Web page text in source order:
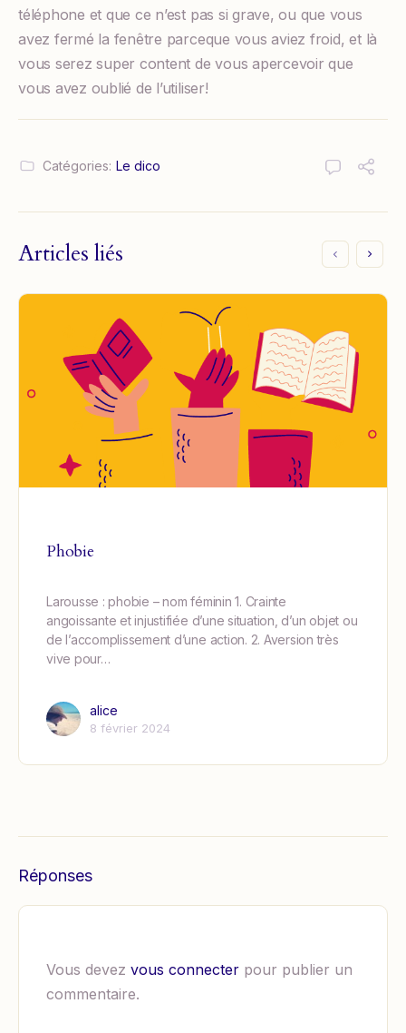
téléphone et que ce n’est pas si grave, ou que vous
avez fermé la fenêtre parceque vous aviez froid, et là
vous serez super content de vous apercevoir que
vous avez oublié de l’utiliser!
Catégories: Le dico
Articles liés
Phobie
Larousse : phobie – nom féminin 1. Crainte
angoissante et injustifiée d’une situation, d’un objet ou
de l’accomplissement d’une action. 2. Aversion très
vive pour…
alice
8 février 2024
Réponses
Vous devez vous connecter pour publier un
commentaire.